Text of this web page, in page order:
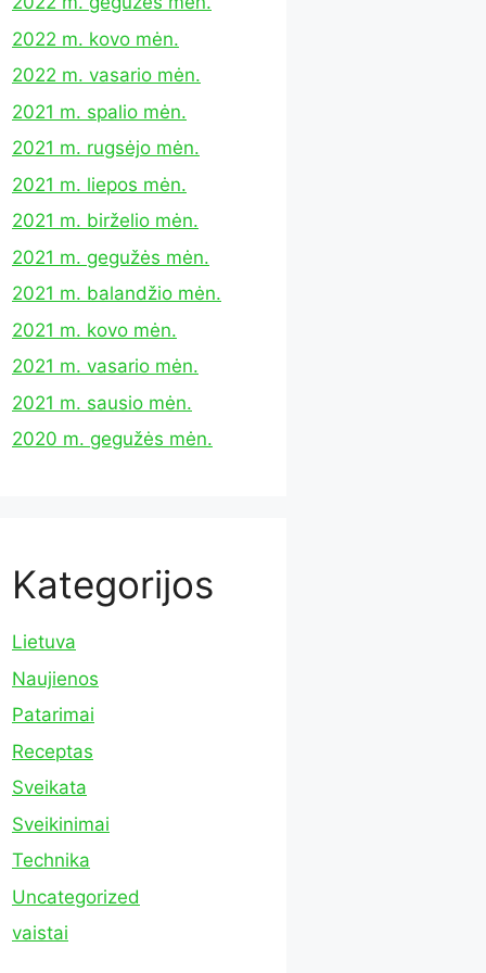
2022 m. kovo mėn.
2022 m. vasario mėn.
2021 m. spalio mėn.
2021 m. rugsėjo mėn.
2021 m. liepos mėn.
2021 m. birželio mėn.
2021 m. gegužės mėn.
2021 m. balandžio mėn.
2021 m. kovo mėn.
2021 m. vasario mėn.
2021 m. sausio mėn.
2020 m. gegužės mėn.
Kategorijos
Lietuva
Naujienos
Patarimai
Receptas
Sveikata
Sveikinimai
Technika
Uncategorized
vaistai